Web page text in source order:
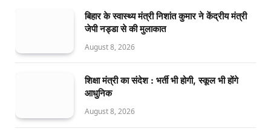
बिहार के स्वास्थ्य मंत्री निशांत कुमार ने केंद्रीय मंत्री
जेपी नड्डा से की मुलाकात
August 8, 2026
शिक्षा मंत्री का संदेश : भर्ती भी होगी, स्कूल भी होंगे
आधुनिक
August 8, 2026